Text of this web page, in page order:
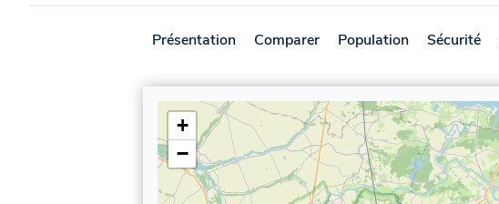
Présentation Comparer Population Sécurité
+
−